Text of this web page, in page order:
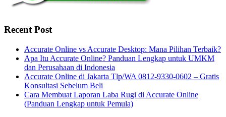
Recent Post
Accurate Online vs Accurate Desktop: Mana Pilihan Terbaik?
Apa Itu Accurate Online? Panduan Lengkap untuk UMKM
dan Perusahaan di Indonesia
Accurate Online di Jakarta Tlp/WA 0812-9330-0602 – Gratis
Konsultasi Sebelum Beli
Cara Membuat Laporan Laba Rugi di Accurate Online
(Panduan Lengkap untuk Pemula)